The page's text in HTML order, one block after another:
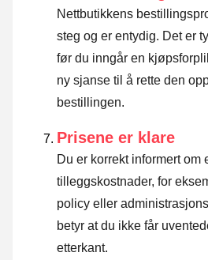
Nettbutikkens
steg og er entydig. Det er
før du inngår en
ny sjanse til å rette den
bestillingen.
Prisene er klare
Du er korrekt informert om
tilleggskostnader, for
policy eller
betyr at du ikke får
etterkant.